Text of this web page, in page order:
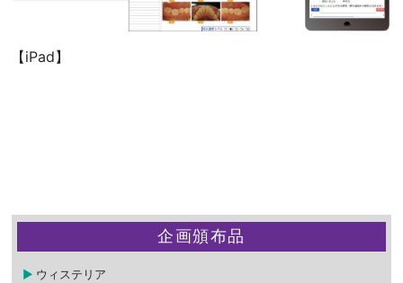
【iPad】
企画頒布品
ウィステリア